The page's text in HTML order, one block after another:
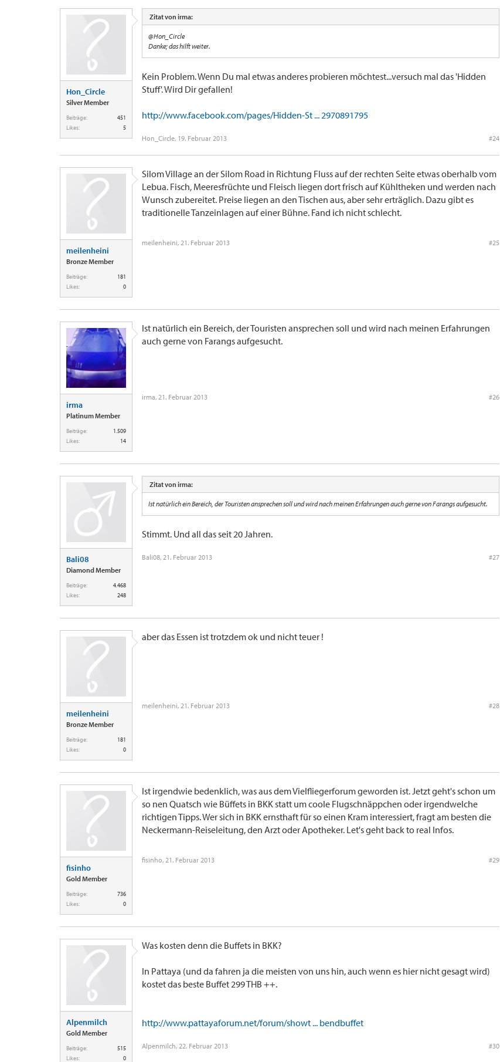
Hon_Circle
Silver Member
Beiträge:
451
Likes:
5
Zitat von irma:
@Hon_Circle
Danke; das hilft weiter.
Kein Problem. Wenn Du mal etwas anderes probieren möchtest...versuch mal das 'Hidden
Stuff'. Wird Dir gefallen!
http://www.facebook.com/pages/Hidden-St ... 2970891795
Hon_Circle, 19. Februar 2013 #24
meilenheini
Bronze Member
Beiträge:
181
Likes:
0
Silom Village an der Silom Road in Richtung Fluss auf der rechten Seite etwas oberhalb vom
Lebua. Fisch, Meeresfrüchte und Fleisch liegen dort frisch auf Kühltheken und werden nach
Wunsch zubereitet. Preise liegen an den Tischen aus, aber sehr erträglich. Dazu gibt es
traditionelle Tanzeinlagen auf einer Bühne. Fand ich nicht schlecht.
meilenheini, 21. Februar 2013 #25
irma
Platinum Member
Beiträge:
1.509
Likes:
14
Ist natürlich ein Bereich, der Touristen ansprechen soll und wird nach meinen Erfahrungen
auch gerne von Farangs aufgesucht.
irma, 21. Februar 2013 #26
Bali08
Diamond Member
Beiträge:
4.468
Likes:
248
Zitat von irma:
Ist natürlich ein Bereich, der Touristen ansprechen soll und wird nach meinen Erfahrungen auch gerne von Farangs aufgesucht.
Stimmt. Und all das seit 20 Jahren.
Bali08, 21. Februar 2013 #27
meilenheini
Bronze Member
Beiträge:
181
Likes:
0
aber das Essen ist trotzdem ok und nicht teuer !
meilenheini, 21. Februar 2013 #28
fisinho
Gold Member
Beiträge:
736
Likes:
0
Ist irgendwie bedenklich, was aus dem Vielfliegerforum geworden ist. Jetzt geht's schon um
so nen Quatsch wie Büffets in BKK statt um coole Flugschnäppchen oder irgendwelche
richtigen Tipps. Wer sich in BKK ernsthaft für so einen Kram interessiert, fragt am besten die
Neckermann-Reiseleitung, den Arzt oder Apotheker. Let's geht back to real Infos.
fisinho, 21. Februar 2013 #29
Alpenmilch
Gold Member
Beiträge:
515
Likes:
0
Was kosten denn die Buffets in BKK?
In Pattaya (und da fahren ja die meisten von uns hin, auch wenn es hier nicht gesagt wird)
kostet das beste Buffet 299 THB ++.
http://www.pattayaforum.net/forum/showt ... bendbuffet
Alpenmilch, 22. Februar 2013 #30